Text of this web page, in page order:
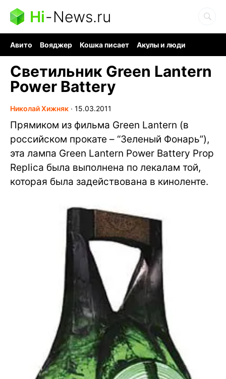
Hi-News.ru
Авито Вояджер Кошка писает
Акулы и люди
Светильник Green Lantern
Power Battery
Николай Хижняк ∙ 15.03.2011
Прямиком из фильма Green Lantern (в
российском прокате – “Зеленый Фонарь”),
эта лампа Green Lantern Power Battery Prop
Replica была выполнена по лекалам той,
которая была задействована в киноленте.